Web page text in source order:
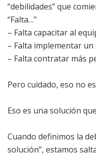
“debilidades” que
“Falta…”
– Falta capacitar al
– Falta implementar un
– Falta contratar más
Pero cuidado, eso no
Eso es una solución
Cuando definimos la
solución”, estamos